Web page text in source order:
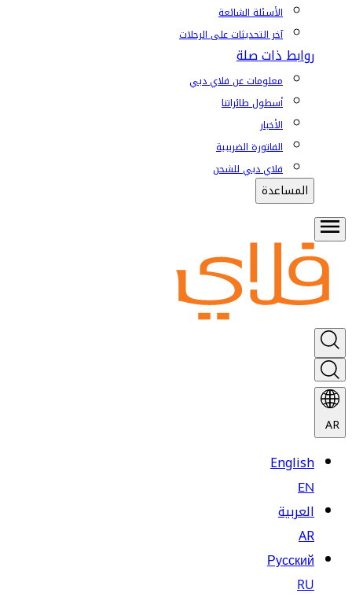
الأسئلة الشائعة
آخر التحديثات على الرحلات
روابط ذات صلة
معلومات عن فلاي دبي
أسطول طائراتنا
الأخبار
الفاتورة الضريبية
فلاي دبي للشحن
المساعدة
AR
English
EN
العربية
AR
Русский
RU